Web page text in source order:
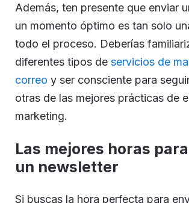
Además, ten presente que enviar
un momento óptimo es tan solo
todo el proceso. Deberías
diferentes tipos de servicios de
correo y ser consciente para
otras de las mejores prácticas de
marketing.
Las mejores horas
un newsletter
Si buscas la hora perfecta para